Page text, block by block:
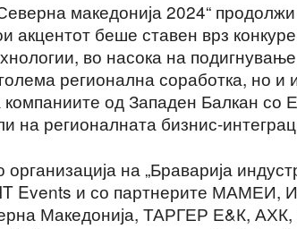
македонија 2024“
акцентот беше ставен врз
во насока на
регионална соработка, но и
компаниите од Западен Балкан со
на регионалната бизнис-
на „Браварија
Events и со партнерите
Македонија, ТАРГЕР Е&К, АХК,